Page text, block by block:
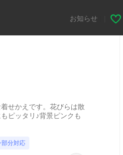
お知らせ
せかえです。花びらは散
ピッタリ♪背景ピンクも
分対応